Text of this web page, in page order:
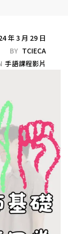
年 3 月 29 日
BY TCIECA
手語課程影片